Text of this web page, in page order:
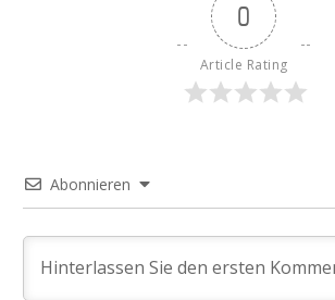
0
Article Rating
Abonnieren